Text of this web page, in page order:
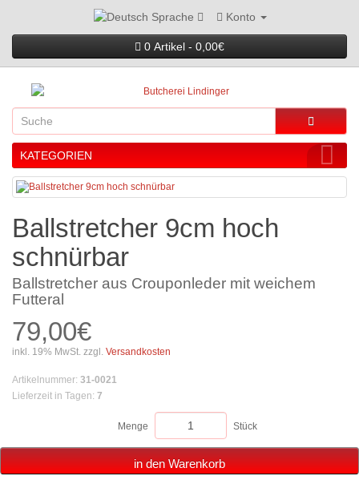
Sprache Konto
0 Artikel - 0,00€
KATEGORIEN
Ballstretcher 9cm hoch
schnürbar
Ballstretcher aus Crouponleder mit weichem
Futteral
79,00€
inkl. 19% MwSt. zzgl. Versandkosten
Artikelnummer: 31-0021
Lieferzeit in Tagen: 7
Menge Stück
in den Warenkorb